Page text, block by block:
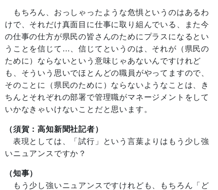
もちろん、おっしゃったような危惧というのはあるわ
けで、それだけ真面目に仕事に取り組んでいる、また今
の仕事の仕方が県民の皆さんのためにプラスになるとい
うことを信じて…、信じてというのは、それが（県民の
ために）ならないという意味じゃあないんですけれど
も、そういう思いでほとんどの職員がやってますので、
そのことに（県民のために）ならないようなことは、き
ちんとそれぞれの部署で管理職がマネージメントをして
いかなきゃいけないことだと思います。
（須賀：高知新聞社記者）
表現としては、「試行」という言葉よりはもう少し強
いニュアンスですか？
（知事）
もう少し強いニュアンスですけれども、もちろん「ど